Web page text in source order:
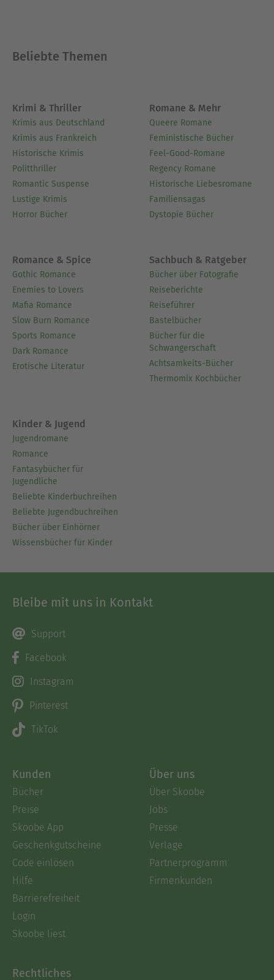
Beliebte Themen
Krimi & Thriller
Krimis aus Deutschland
Krimis aus Frankreich
Historische Krimis
Politthriller
Romantic Suspense
Lustige Krimis
Horror Bücher
Romane & Mehr
Queere Romane
Feministische Bücher
Feel-Good-Romane
Regency Romane
Historische Liebesromane
Familiensagas
Dystopie Bücher
Romance & Spice
Gothic Romance
Enemies to Lovers
Mafia Romance
Slow Burn Romance
Sports Romance
Dark Romance
Erotische Literatur
Sachbuch & Ratgeber
Bücher über Fotografie
Reiseberichte
Reiseführer
Bastelbücher
Bücher für die
Schwangerschaft
Achtsamkeits-Bücher
Thermomix Kochbücher
Kinder & Jugend
Jugendromane
Romance
Fantasybücher für
Jugendliche
Beliebte Kinderbuchreihen
Beliebte Jugendbuchreihen
Bücher über Einhörner
Wissensbücher für Kinder
Bleibe mit uns in Kontakt
Support
Facebook
Instagram
Pinterest
TikTok
Kunden
Bücher
Preise
Skoobe App
Geschenkgutscheine
Code einlösen
Hilfe
Barrierefreiheit
Login
Skoobe liest
Über uns
Über Skoobe
Jobs
Presse
Verlage
Partnerprogramm
Firmenkunden
Rechtliches